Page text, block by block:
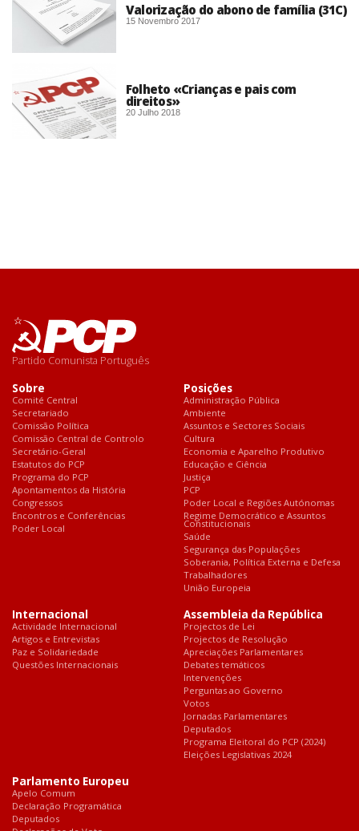
Valorização do abono de família (31C)
15 Novembro 2017
Folheto «Crianças e pais com
direitos»
20 Julho 2018
Partido Comunista Português
Sobre
Comité Central
Secretariado
Comissão Política
Comissão Central de Controlo
Secretário-Geral
Estatutos do PCP
Programa do PCP
Apontamentos da História
Congressos
Encontros e Conferências
Poder Local
Posições
Administração Pública
Ambiente
Assuntos e Sectores Sociais
Cultura
Economia e Aparelho Produtivo
Educação e Ciência
Justiça
PCP
Poder Local e Regiões Autónomas
Regime Democrático e Assuntos
Constitucionais
Saúde
Segurança das Populações
Soberania, Política Externa e Defesa
Trabalhadores
União Europeia
Internacional
Actividade Internacional
Artigos e Entrevistas
Paz e Solidariedade
Questões Internacionais
Assembleia da República
Projectos de Lei
Projectos de Resolução
Apreciações Parlamentares
Debates temáticos
Intervenções
Perguntas ao Governo
Votos
Jornadas Parlamentares
Deputados
Programa Eleitoral do PCP (2024)
Eleições Legislativas 2024
Parlamento Europeu
Apelo Comum
Declaração Programática
Deputados